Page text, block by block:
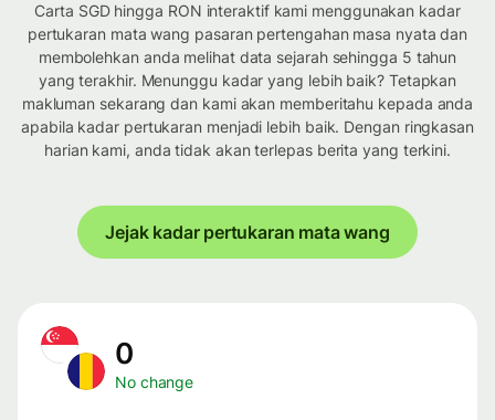
Carta SGD hingga RON interaktif kami menggunakan kadar
pertukaran mata wang pasaran pertengahan masa nyata dan
membolehkan anda melihat data sejarah sehingga 5 tahun
yang terakhir. Menunggu kadar yang lebih baik? Tetapkan
makluman sekarang dan kami akan memberitahu kepada anda
apabila kadar pertukaran menjadi lebih baik. Dengan ringkasan
harian kami, anda tidak akan terlepas berita yang terkini.
Jejak kadar pertukaran mata wang
0
No change